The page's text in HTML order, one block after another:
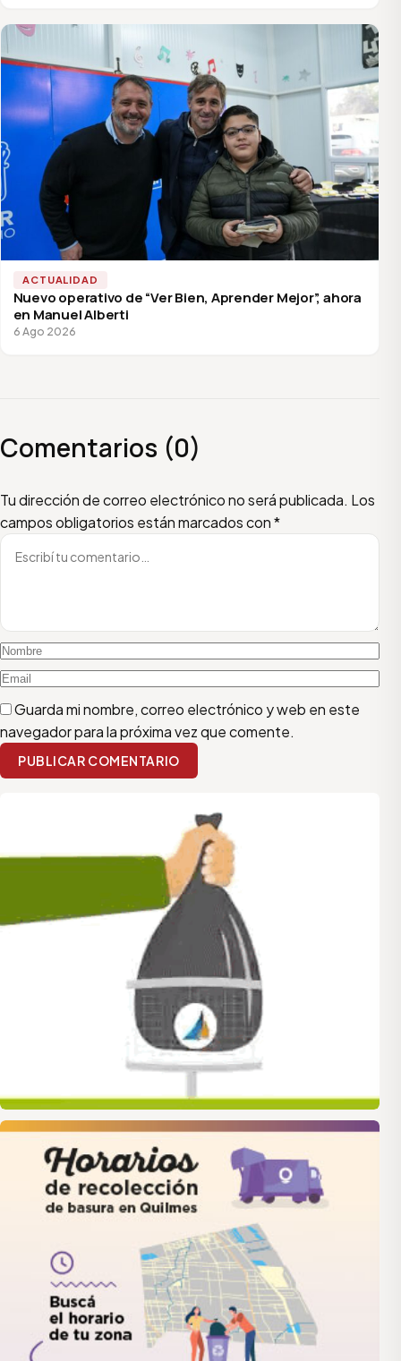
ACTUALIDAD
Nuevo operativo de “Ver Bien, Aprender Mejor”, ahora
en Manuel Alberti
6 Ago 2026
Comentarios (0)
Tu dirección de correo electrónico no será publicada. Los
campos obligatorios están marcados con*
Escribí tu comentario
Nombre
Email
Guarda mi nombre, correo electrónico y web en este
navegador para la próxima vez que comente.
PUBLICAR COMENTARIO
quilmes